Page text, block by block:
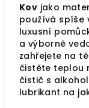
Kov jako
používá spíše
luxusní
a výborně
zahřejete na
čistěte teplou
čistič s
lubrikant na